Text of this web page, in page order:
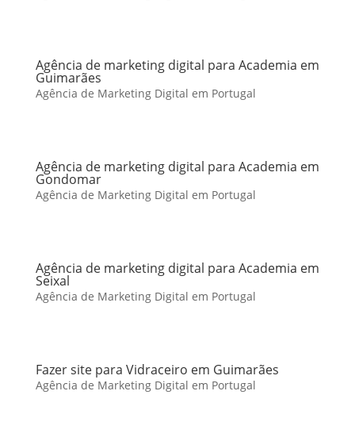
Agência de marketing digital para Academia em
Guimarães
Agência de Marketing Digital em Portugal
Agência de marketing digital para Academia em
Gondomar
Agência de Marketing Digital em Portugal
Agência de marketing digital para Academia em
Seixal
Agência de Marketing Digital em Portugal
Fazer site para Vidraceiro em Guimarães
Agência de Marketing Digital em Portugal